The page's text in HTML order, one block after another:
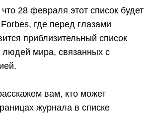
28 февраля этот список будет
где перед глазами
приблизительный список
людей мира, связанных с
вам, кто может
журнала в списке